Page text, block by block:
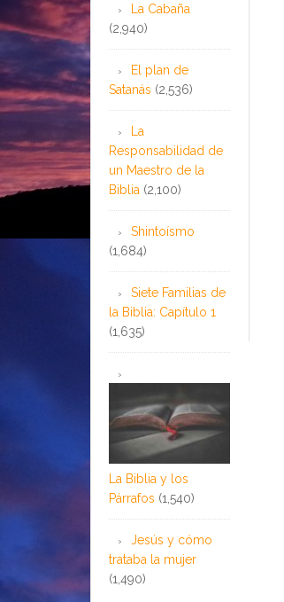
La Cabaña
(2,940)
El plan de
Satanás (2,536)
La
Responsabilidad de
un Maestro de la
Biblia (2,100)
Shintoísmo
(1,684)
Siete Familias de
la Biblia: Capítulo 1
(1,635)
La Biblia y los
Párrafos (1,540)
Jesús y cómo
trataba la mujer
(1,490)